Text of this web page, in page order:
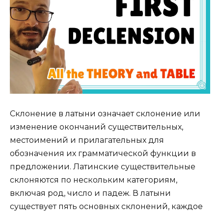
Склонение в латыни означает склонение или
изменение окончаний существительных,
местоимений и прилагательных для
обозначения их грамматической функции в
предложении. Латинские существительные
склоняются по нескольким категориям,
включая род, число и падеж. В латыни
существует пять основных склонений, каждое